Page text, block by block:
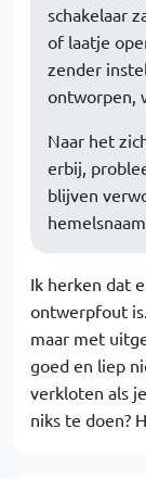
schakelaar
of laatje
zender
ontworpen,
Naar het
erbij,
blijven
Ik herken dat
ontwerpfout
maar met
goed en liep
verkloten als
niks te doen?